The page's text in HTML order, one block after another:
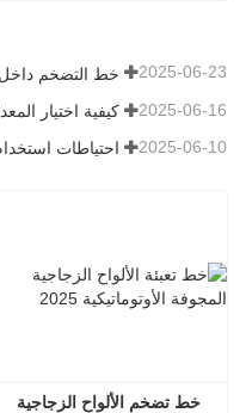
خط التضخم داخل 2025-06-23
2025-06-16
2025-06-10